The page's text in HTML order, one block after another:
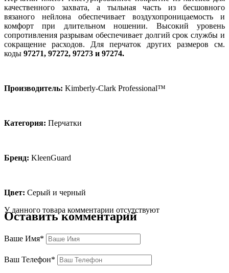
качественного захвата, а тыльная часть из бесшовного
вязаного нейлона обеспечивает воздухопроницаемость и
комфорт при длительном ношении. Высокий уровень
сопротивления разрывам обеспечивает долгий срок службы и
сокращение расходов. Для перчаток других размеров см.
коды 97271, 97272, 97273 и 97274.
Производитель: Kimberly-Clark Professional™
Категория: Перчатки
Бренд: KleenGuard
Цвет: Серый и черный
У данного товара комментарии отсутствуют
Оставить комментарий
Ваше Имя*
Ваш Телефон*